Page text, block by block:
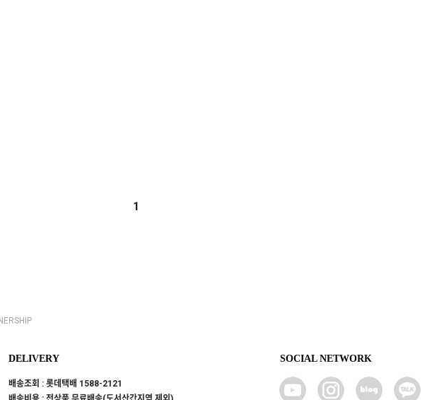
1
DELIVERY
배송조회 : 롯데택배 1588-2121
SOCIAL NETWORK